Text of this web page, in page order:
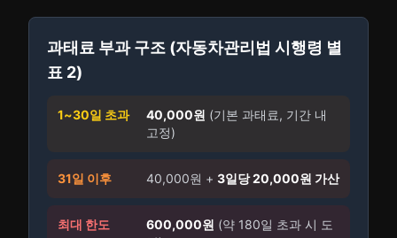
과태료 부과 구조 (자동차관리법 시행령 별
표 2)
1~30일 초과 40,000원 (기본 과태료, 기간 내
고정)
31일 이후 40,000원 + 3일당 20,000원 가산
최대 한도 600,000원 (약 180일 초과 시 도